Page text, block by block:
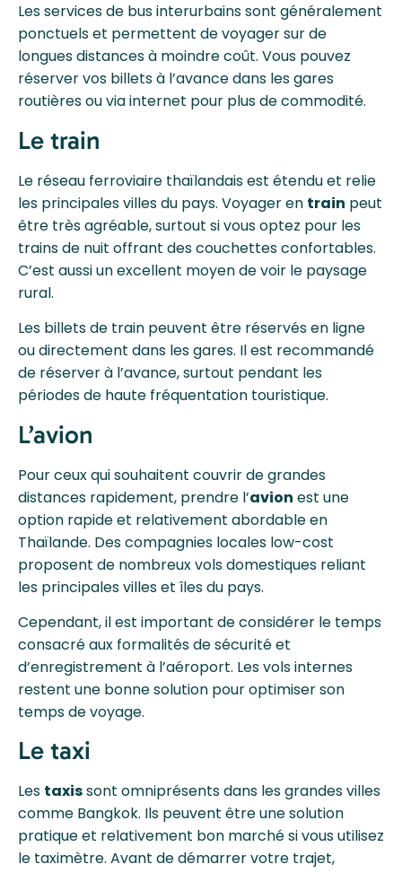
Les services de bus interurbains sont généralement
ponctuels et permettent de voyager sur de
longues distances à moindre coût. Vous pouvez
réserver vos billets à l’avance dans les gares
routières ou via internet pour plus de commodité.
Le train
Le réseau ferroviaire thaïlandais est étendu et relie
les principales villes du pays. Voyager en train peut
être très agréable, surtout si vous optez pour les
trains de nuit offrant des couchettes confortables.
C’est aussi un excellent moyen de voir le paysage
rural.
Les billets de train peuvent être réservés en ligne
ou directement dans les gares. Il est recommandé
de réserver à l’avance, surtout pendant les
périodes de haute fréquentation touristique.
L’avion
Pour ceux qui souhaitent couvrir de grandes
distances rapidement, prendre l’avion est une
option rapide et relativement abordable en
Thaïlande. Des compagnies locales low-cost
proposent de nombreux vols domestiques reliant
les principales villes et îles du pays.
Cependant, il est important de considérer le temps
consacré aux formalités de sécurité et
d’enregistrement à l’aéroport. Les vols internes
restent une bonne solution pour optimiser son
temps de voyage.
Le taxi
Les taxissont omniprésents dans les grandes villes
comme Bangkok. Ils peuvent être une solution
pratique et relativement bon marché si vous utilisez
le taximètre. Avant de démarrer votre trajet,